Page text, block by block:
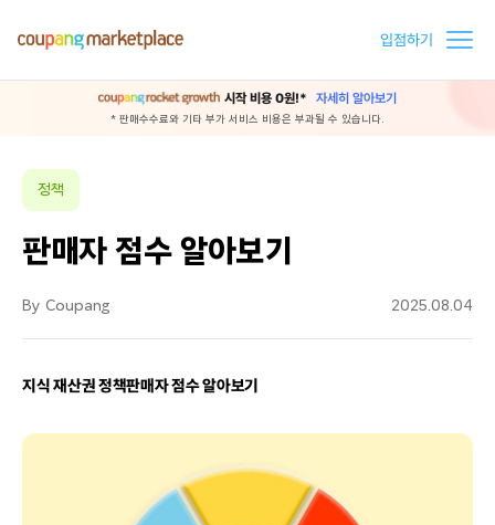
입점하기
시작 비용 0원!* 자세히 알아보기
* 판매수수료와 기타 부가 서비스 비용은 부과될 수 있습니다.
정책
판매자 점수 알아보기
By Coupang 2025.08.04
지식 재산권 정책판매자 점수 알아보기